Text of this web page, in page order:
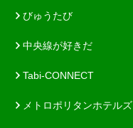
びゅうたび
中央線が好きだ
Tabi-CONNECT
メトロポリタンホテルズ